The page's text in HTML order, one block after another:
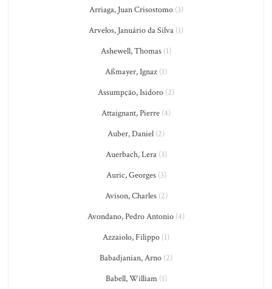
Arriaga, Juan Crisostomo(3)
Arvelos, Januário da Silva (1)
Ashewell, Thomas (1)
Aßmayer, Ignaz (1)
Assumpção, Isidoro (2)
Attaignant, Pierre (4)
Auber, Daniel (2)
Auerbach, Lera(3)
Auric, Georges(3)
Avison, Charles(2)
Avondano, Pedro Antonio (4)
Azzaiolo, Filippo (1)
Babadjanian, Arno (2)
Babell, William(1)